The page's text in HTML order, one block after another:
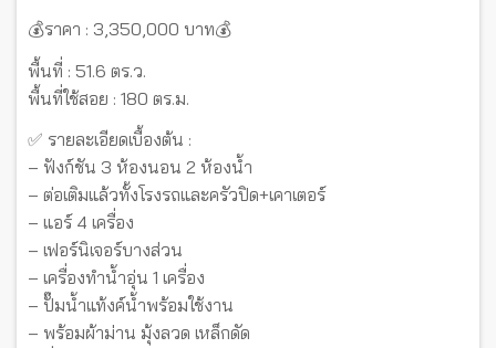
💰ราคา : 3,350,000 บาท💰
พื้นที่ : 51.6 ตร.ว.
พื้นที่ใช้สอย : 180 ตร.ม.
✅ รายละเอียดเบื้องต้น :
– ฟังก์ชัน 3 ห้องนอน 2 ห้องน้ำ
– ต่อเติมแล้วทั้งโรงรถและครัวปิด+เคาเตอร์
– แอร์ 4 เครื่อง
– เฟอร์นิเจอร์บางส่วน
– เครื่องทำน้ำอุ่น 1 เครื่อง
– ปั๊มน้ำแท้งค์น้ำพร้อมใช้งาน
– พร้อมผ้าม่าน มุ้งลวด เหล็กดัด